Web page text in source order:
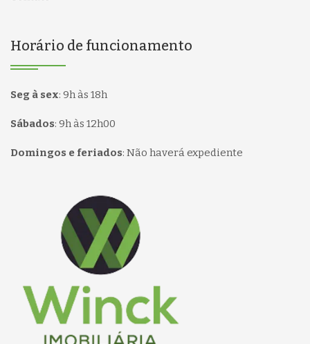
Horário de funcionamento
Seg à sex: 9h às 18h
Sábados: 9h às 12h00
Domingos e feriados: Não haverá expediente
Página inicial